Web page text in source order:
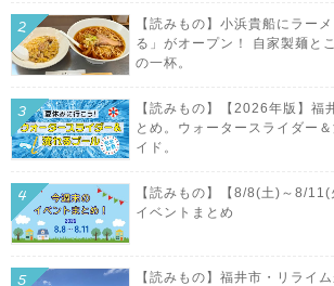
【読みもの】小浜貴船にラー
る」がオープン！ 自家製麺と
の一杯。
【読みもの】【2026年版】福
とめ。ウォータースライダー
イド。
【読みもの】【8/8(土)～8/
イベントまとめ
【読みもの】福井市・リライ